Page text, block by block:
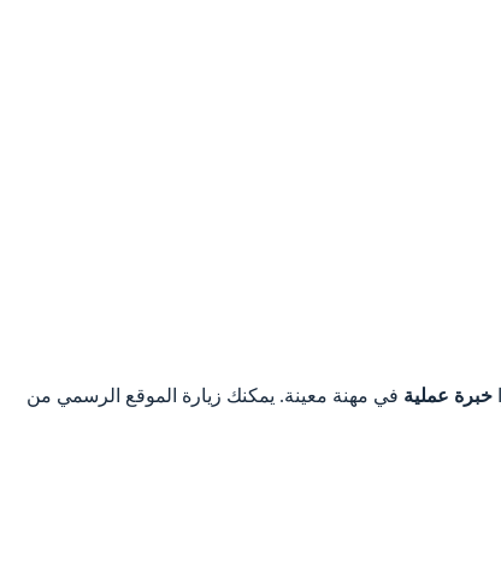
خبرة عملية في مهنة معينة. يمكنك زيارة الموقع الرسمي من